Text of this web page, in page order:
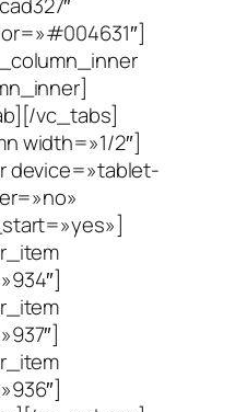
vc_tabs]
width=»1/2″]
device=»tablet-